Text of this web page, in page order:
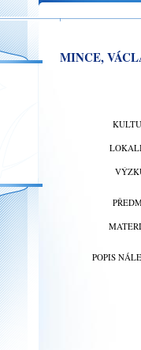
MINCE,
POPIS